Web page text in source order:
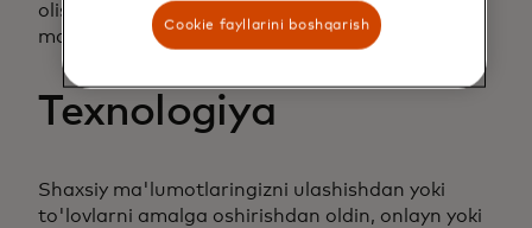
olish bo'yicha so'nggi ko'rsatmalar uchun
mahalliy hokimiyat organlari bilan bog'laning.
Texnologiya
Shaxsiy ma'lumotlaringizni ulashishdan yoki
to'lovlarni amalga oshirishdan oldin, onlayn yoki
Cookie fayllarini boshqarish